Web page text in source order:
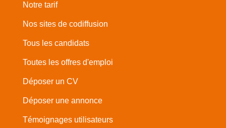
Notre tarif
Nos sites de codiffusion
Tous les candidats
Toutes les offres d'emploi
Déposer un CV
Déposer une annonce
Témoignages utilisateurs